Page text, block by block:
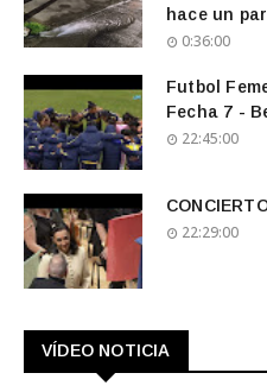
hace un
0:36:00
Futbol
Fecha 7 -
22:45:00
22:29:00
VÍDEO NOTICIA